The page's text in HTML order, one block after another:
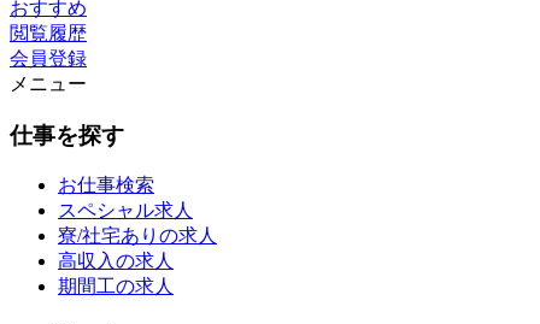
おすすめ
閲覧履歴
会員登録
メニュー
仕事を探す
お仕事検索
スペシャル求人
寮/社宅ありの求人
高収入の求人
期間工の求人